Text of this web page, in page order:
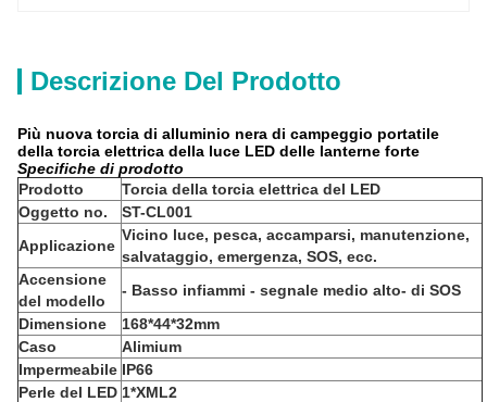
Descrizione Del Prodotto
Più nuova torcia di alluminio nera di campeggio portatile
della torcia elettrica della luce LED delle lanterne forte
Specifiche di prodotto
Prodotto
Torcia della torcia elettrica del LED
Oggetto no.
ST-CL001
Applicazione
Vicino luce, pesca, accamparsi, manutenzione,
salvataggio, emergenza, SOS, ecc.
Accensione
del modello
- Basso infiammi - segnale medio alto- di SOS
Dimensione
168*44*32mm
Caso
Alimium
Impermeabile IP66
Perle del LED 1*XML2